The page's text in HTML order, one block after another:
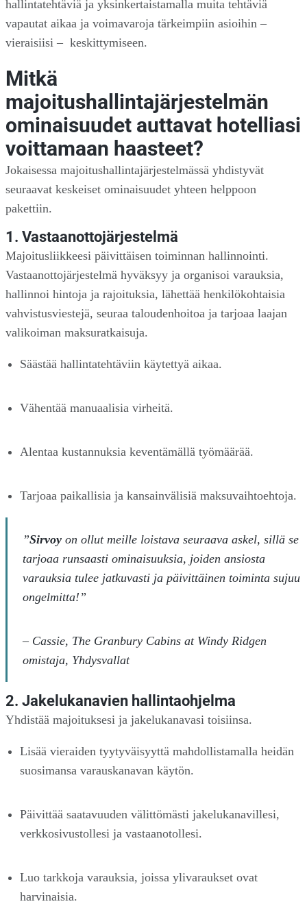
hallintatehtäviä ja yksinkertaistamalla muita tehtäviä
vapautat aikaa ja voimavaroja tärkeimpiin asioihin –
vieraisiisi – keskittymiseen.
Mitkä
majoitushallintajärjestelmän
ominaisuudet auttavat hotelliasi
voittamaan haasteet?
Jokaisessa majoitushallintajärjestelmässä yhdistyvät
seuraavat keskeiset ominaisuudet yhteen helppoon
pakettiin.
1. Vastaanottojärjestelmä
Majoitusliikkeesi päivittäisen toiminnan hallinnointi.
Vastaanottojärjestelmä hyväksyy ja organisoi varauksia,
hallinnoi hintoja ja rajoituksia, lähettää henkilökohtaisia
vahvistusviestejä, seuraa taloudenhoitoa ja tarjoaa laajan
valikoiman maksuratkaisuja.
Säästää hallintatehtäviin käytettyä aikaa.
Vähentää manuaalisia virheitä.
Alentaa kustannuksia keventämällä työmäärää.
Tarjoaa paikallisia ja kansainvälisiä maksuvaihtoehtoja.
”Sirvoy on ollut meille loistava seuraava askel, sillä se
tarjoaa runsaasti ominaisuuksia, joiden ansiosta
varauksia tulee jatkuvasti ja päivittäinen toiminta sujuu
ongelmitta!”
– Cassie, The Granbury Cabins at Windy Ridgen
omistaja, Yhdysvallat
2. Jakelukanavien hallintaohjelma
Yhdistää majoituksesi ja jakelukanavasi toisiinsa.
Lisää vieraiden tyytyväisyyttä mahdollistamalla heidän
suosimansa varauskanavan käytön.
Päivittää saatavuuden välittömästi jakelukanavillesi,
verkkosivustollesi ja vastaanotollesi.
Luo tarkkoja varauksia, joissa ylivaraukset ovat
harvinaisia.